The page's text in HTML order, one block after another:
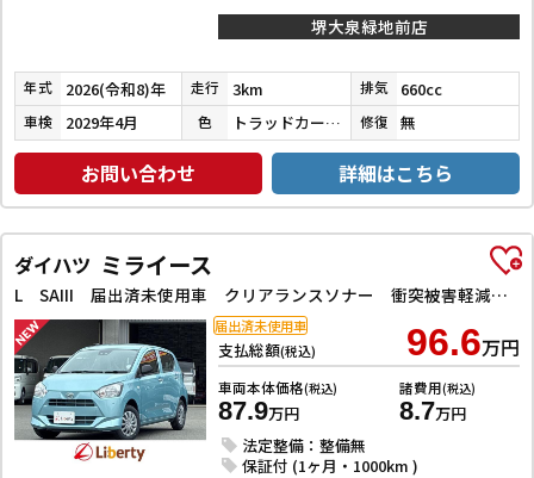
堺大泉緑地前店
年式 2026(令和8)年 走行 3km 排気 660cc
車検 2029年4月 色 トラッドカーキメタリック 修復 無
お問い合わせ 詳細はこちら
ダイハツ ミライース
L SAIII 届出済未使用車 クリアランスソナー 衝突被害軽減システム オートマチックハイビーム キーレスエントリー アイドリングストップ CVT 盗難防止システム 衝突安全ボディ エアコン パワーステアリング
支払総額(税込) 96.6万円
車両本体価格(税込)
87.9万円
諸費用(税込)
8.7万円
法定整備：整備無
保証付 (1ヶ月・1000km )
届出済未使用車